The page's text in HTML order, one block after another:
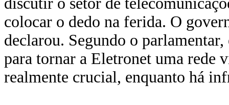
colocar o dedo na ferida. O
declarou. Segundo o
para tornar a Eletronet uma rede
realmente crucial, enquanto há